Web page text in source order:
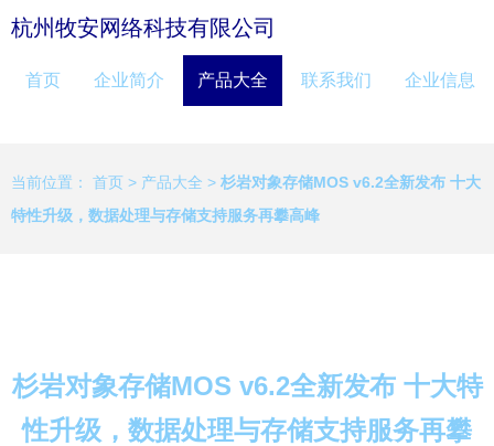
杭州牧安网络科技有限公司
首页 企业简介 产品大全 联系我们 企业信息
当前位置： 首页 > 产品大全 > 杉岩对象存储MOS v6.2全新发布 十大
特性升级，数据处理与存储支持服务再攀高峰
杉岩对象存储MOS v6.2全新发布 十大特
性升级，数据处理与存储支持服务再攀